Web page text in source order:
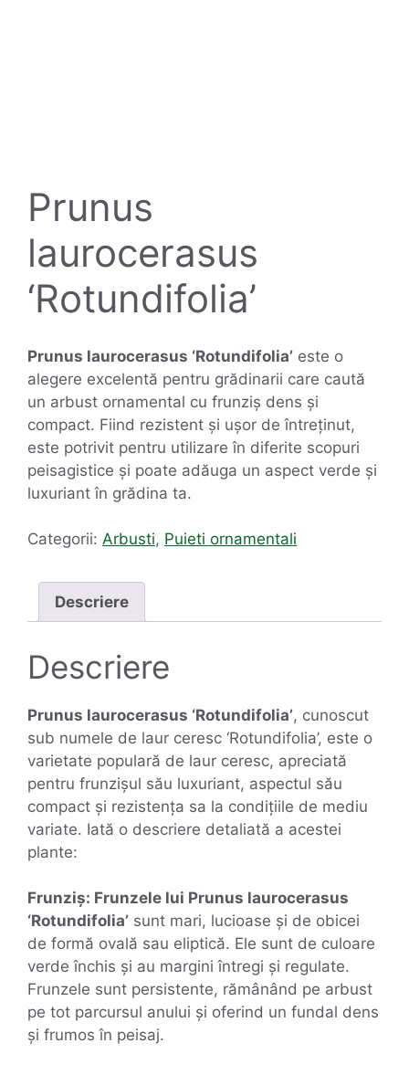
Prunus
laurocerasus
‘Rotundifolia’
Prunus laurocerasus ‘Rotundifolia’ este o
alegere excelentă pentru grădinarii care caută
un arbust ornamental cu frunziș dens și
compact. Fiind rezistent și ușor de întreținut,
este potrivit pentru utilizare în diferite scopuri
peisagistice și poate adăuga un aspect verde și
luxuriant în grădina ta.
Categorii: Arbusti, Puieti ornamentali
Descriere
Descriere
Prunus laurocerasus ‘Rotundifolia’, cunoscut
sub numele de laur ceresc ‘Rotundifolia’, este o
varietate populară de laur ceresc, apreciată
pentru frunzișul său luxuriant, aspectul său
compact și rezistența sa la condițiile de mediu
variate. Iată o descriere detaliată a acestei
plante:
Frunziș: Frunzele lui Prunus laurocerasus
‘Rotundifolia’ sunt mari, lucioase și de obicei
de formă ovală sau eliptică. Ele sunt de culoare
verde închis și au margini întregi și regulate.
Frunzele sunt persistente, rămânând pe arbust
pe tot parcursul anului și oferind un fundal dens
și frumos în peisaj.